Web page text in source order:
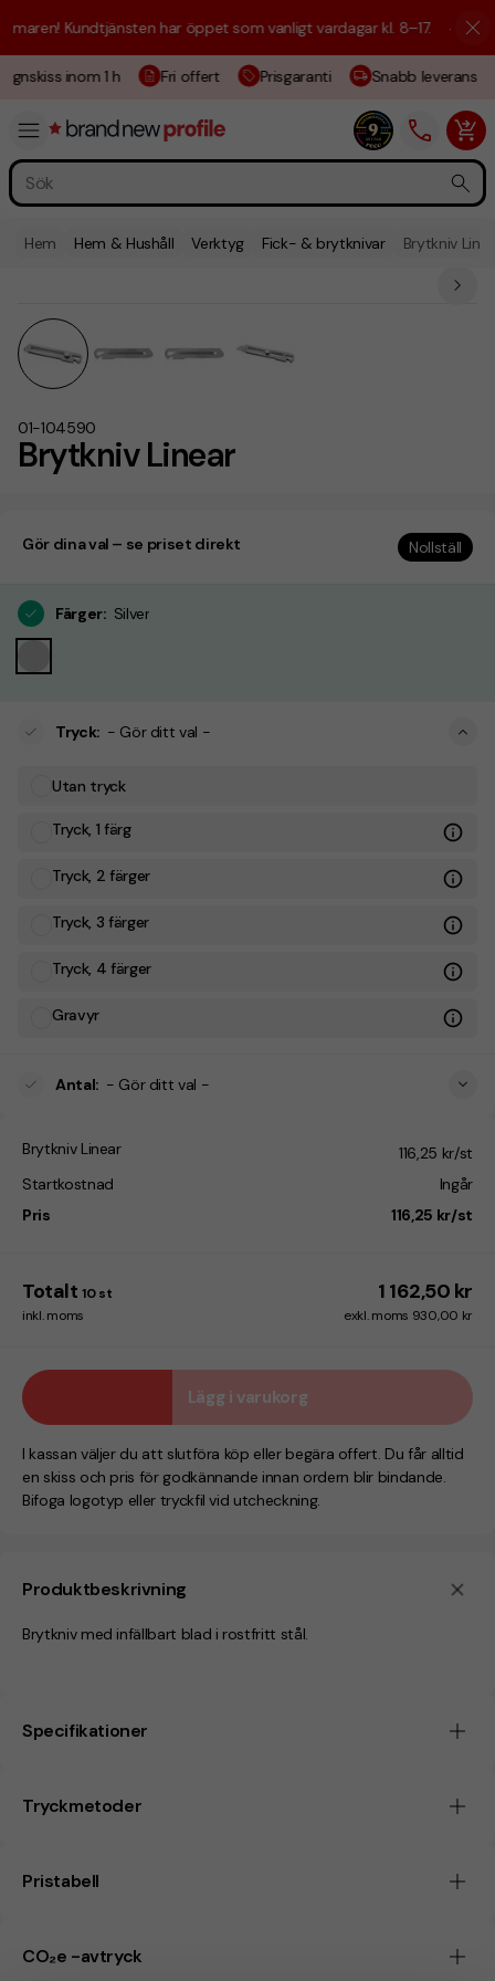
Kundtjänsten har öppet som vanligt vardagar kl. 8–17. ☀️ Vi är
inom 1 h Fri offert Prisgaranti Snabb leverans
Hem Hem & Hushåll Verktyg Fick- & brytknivar Brytkniv
Brytkniv Linear
01-104590
Produktbeskrivning
Brytkniv med infällbart blad i rostfritt stål.
Specifikationer
Tryckmetoder
Pristabell
CO₂e -avtryck
Gör dina val – se priset direkt Nollställ
Färger: Silver
Tryck: - Gör ditt val -
Utan tryck
Tryck, 1 färg
Tryck, 2 färger
Tryck, 3 färger
Tryck, 4 färger
Gravyr
Antal: - Gör ditt val -
Brytkniv Linear
116,25 kr/st
Startkostnad
Ingår
Pris
116,25 kr/st
Totalt 10 st 1 162,50 kr
inkl. moms exkl. moms 930,00 kr
Lägg i varukorg
I kassan väljer du att slutföra köp eller begära offert. Du får alltid
en skiss och pris för godkännande innan ordern blir bindande.
Bifoga logotyp eller tryckfil vid utcheckning.